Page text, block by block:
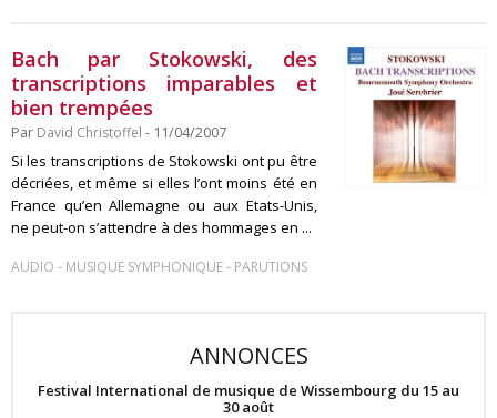
Bach par Stokowski, des
transcriptions imparables et
bien trempées
Par David Christoffel - 11/04/2007
Si les transcriptions de Stokowski ont pu être
décriées, et même si elles l’ont moins été en
France qu’en Allemagne ou aux Etats-Unis,
ne peut-on s’attendre à des hommages en ...
AUDIO - MUSIQUE SYMPHONIQUE- PARUTIONS
ANNONCES
Festival International de musique de Wissembourg du 15 au
30 août